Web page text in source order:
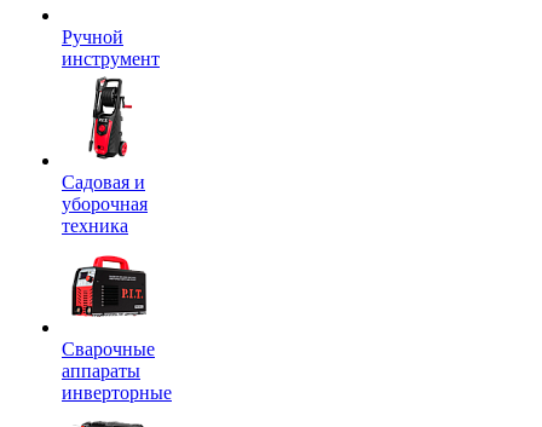
Ручной
инструмент
Садовая и
уборочная
техника
Сварочные
аппараты
инверторные